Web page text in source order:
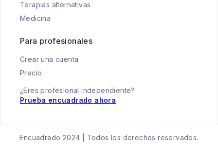
Terapias alternativas
Medicina
Para profesionales
Crear una cuenta
Precio
¿Eres profesional independiente?
Prueba encuadrado ahora
Encuadrado 2024 | Todos los derechos reservados.